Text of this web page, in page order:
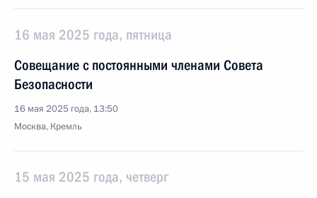
16 мая 2025 года, пятница
Совещание с постоянными членами Совета
Безопасности
16 мая 2025 года, 13:50
Москва, Кремль
15 мая 2025 года, четверг